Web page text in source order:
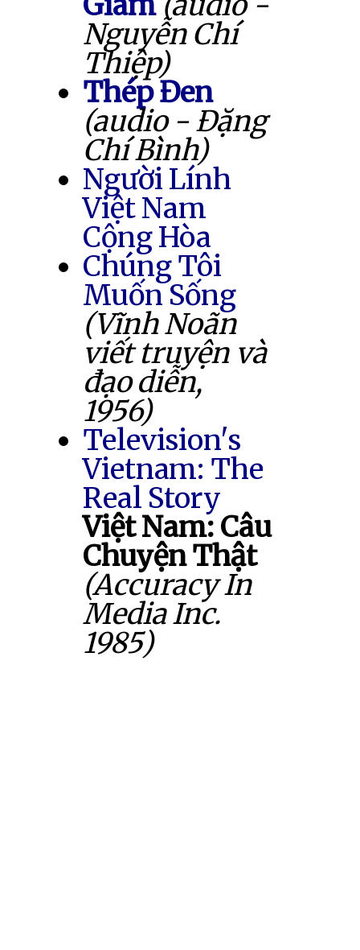
Nguyễn Chí
Thiệp)
Thép Đen
(audio - Đặng
Chí Bình)
Người Lính
Việt Nam
Cộng Hòa
Chúng Tôi
Muốn Sống
(Vĩnh Noãn
viết truyện và
đạo diễn,
1956)
Television's
Vietnam: The
Real Story
Việt Nam: Câu
Chuyện Thật
(Accuracy In
Media Inc.
1985)